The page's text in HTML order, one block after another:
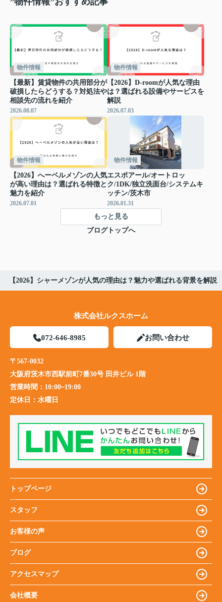
物件情報
【最新】賃貸物件の共用部分が
破損したらどうする？対処法や
相談先の流れを紹介
2026.08.07
物件情報
【2026】D-roomが人気な理由
は？選ばれる設備やサービスを
解説
2026.07.03
物件情報
【2026】へーベルメゾンの人気
が高い理由は？選ばれる特徴と
魅力を紹介
2026.07.01
物件情報
エスポアール/オートロッ
ク/1DK/独立洗面台/システムキ
ッチン/茨木市
2026.01.31
もっと見る
ブログトップへ
【2026】シャーメゾンが人気の理由は？魅力や選ばれる背景を解説
株式会社ルクスホーム
072-646-8985 お問い合わせ
〒567-0032
大阪府茨木市西駅前町7番30号 田井ビル 1階
営業時間： 10:00~19:00
定休日： 水曜日
トップページ
スタッフ
お客様の声
ブログ
アクセスマップ
会社概要